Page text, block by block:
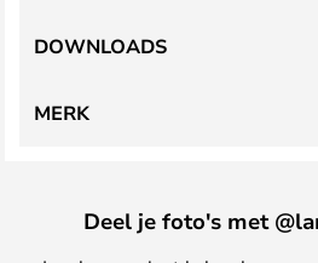
DOWNLOADS
MERK
Deel je foto's met